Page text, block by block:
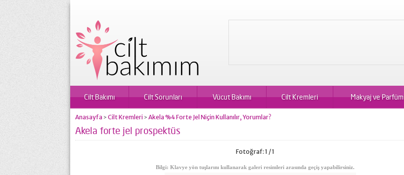
Cilt Bakımı Cilt Sorunları Vücut Bakımı Cilt Kremleri Makyaj ve Parfüm
Anasayfa > Cilt Kremleri > Akela %4 Forte Jel Niçin Kullanılır, Yorumlar?
Akela forte jel prospektüs
Fotoğraf: 1 / 1
Bilgi: Klavye yön tuşlarını kullanarak galeri resimleri arasında geçiş yapabilirsiniz.